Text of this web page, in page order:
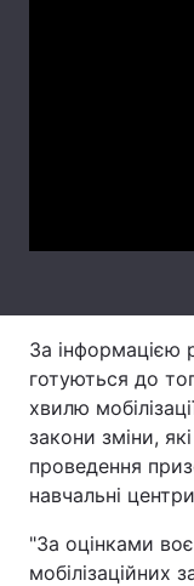
Тема оформлення
За інформацією
готуються до
хвилю
закони зміни,
проведення
навчальні
"За оцінками
мобілізаційних